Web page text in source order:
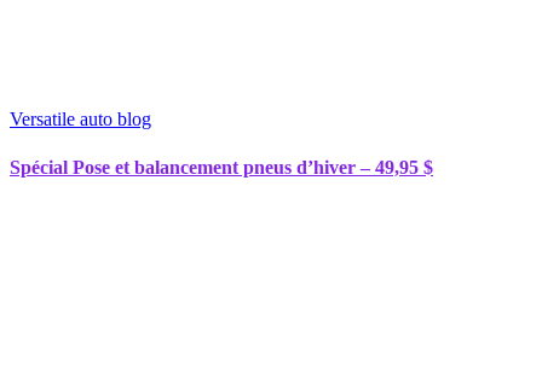
Versatile auto blog
Spécial Pose et balancement pneus d’hiver – 49,95 $